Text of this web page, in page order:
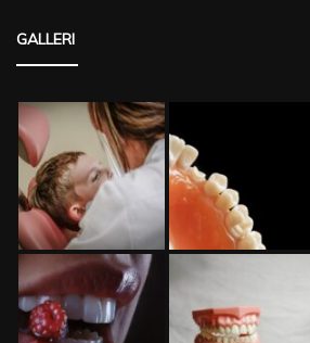
GALLERI